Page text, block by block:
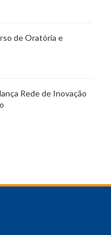
de Oratória e
Rede de Inovação